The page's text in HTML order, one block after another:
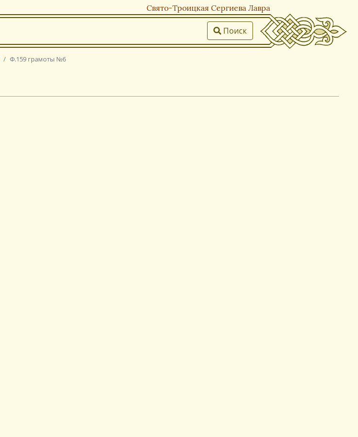
Свято-Троицкая Сергиева Лавра
Поиск
Ф.159 грамоты №6